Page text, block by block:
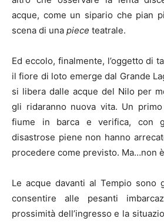
acque, come un sipario che pian
scena di una piece teatrale.
Ed eccolo, finalmente, l’oggetto di
il fiore di loto emerge dal Grande
si libera dalle acque del Nilo per
gli ridaranno nuova vita. Un
fiume in barca e verifica, con
disastrose piene non hanno
procedere come previsto. Ma…non
Le acque davanti al Tempio sono
consentire alle pesanti
prossimità dell’ingresso e la